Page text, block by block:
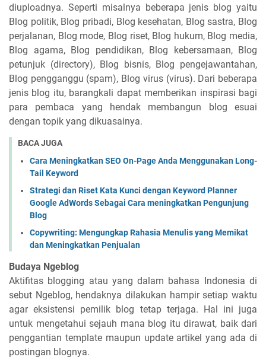
diuploadnya. Seperti misalnya beberapa jenis blog yaitu
Blog politik, Blog pribadi, Blog kesehatan, Blog sastra, Blog
perjalanan, Blog mode, Blog riset, Blog hukum, Blog media,
Blog agama, Blog pendidikan, Blog kebersamaan, Blog
petunjuk (directory), Blog bisnis, Blog pengejawantahan,
Blog pengganggu (spam), Blog virus (virus). Dari beberapa
jenis blog itu, barangkali dapat memberikan inspirasi bagi
para pembaca yang hendak membangun blog esuai
dengan topik yang dikuasainya.
BACA JUGA
Cara Meningkatkan SEO On-Page Anda Menggunakan Long-
Tail Keyword
Strategi dan Riset Kata Kunci dengan Keyword Planner
Google AdWords Sebagai Cara meningkatkan Pengunjung
Blog
Copywriting: Mengungkap Rahasia Menulis yang Memikat
dan Meningkatkan Penjualan
Budaya Ngeblog
Aktifitas blogging atau yang dalam bahasa Indonesia di
sebut Ngeblog, hendaknya dilakukan hampir setiap waktu
agar eksistensi pemilik blog tetap terjaga. Hal ini juga
untuk mengetahui sejauh mana blog itu dirawat, baik dari
penggantian template maupun update artikel yang ada di
postingan blognya.